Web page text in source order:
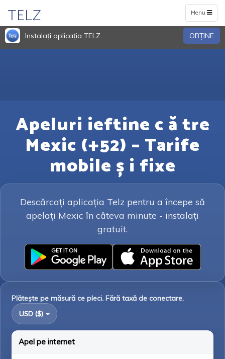
Toggle
navigation
Menu
TELZ
Instalați aplicația TELZ OBŢINE
Apeluri ieftine c ă tre
Mexic (+52) – Tarife
mobile ș i fixe
Descărcați aplicația Telz pentru a începe să
apelați Mexic în câteva minute - instalați
gratuit.
Plătește pe măsură ce pleci. Fără taxă de conectare.
USD ($)
Apel pe internet